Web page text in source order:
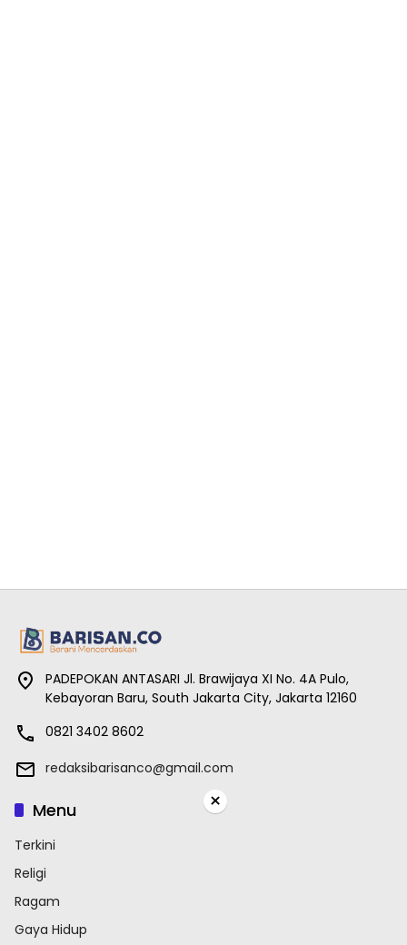
PADEPOKAN ANTASARI Jl. Brawijaya XI No. 4A Pulo,
Kebayoran Baru, South Jakarta City, Jakarta 12160
0821 3402 8602
redaksibarisanco@gmail.com
Menu
Terkini
Religi
Ragam
Gaya Hidup
×